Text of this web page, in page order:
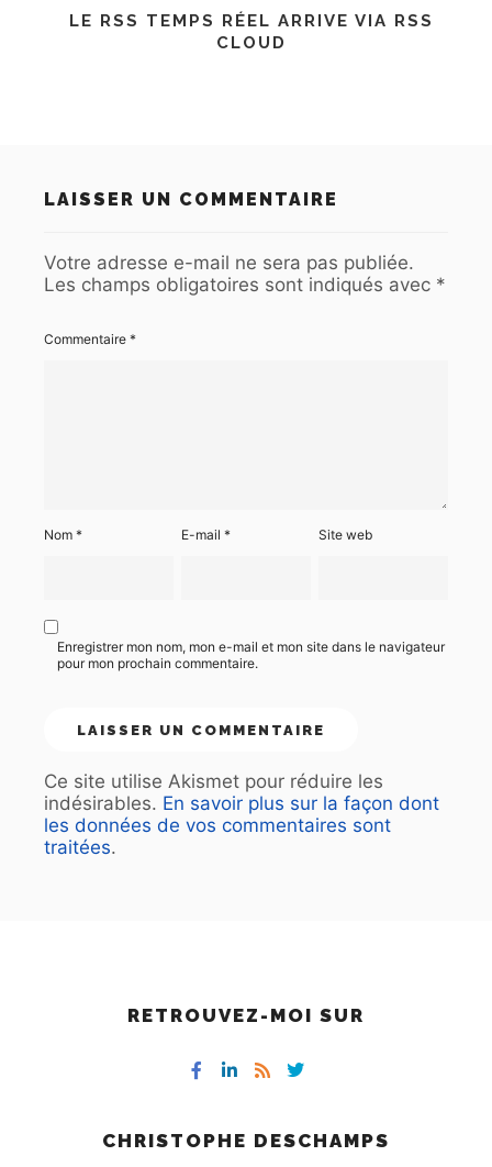
LE RSS TEMPS RÉEL ARRIVE VIA RSS
CLOUD
LAISSER UN COMMENTAIRE
Votre adresse e-mail ne sera pas publiée.
Les champs obligatoires sont indiqués avec *
Commentaire *
Nom * E-mail* Site web
Enregistrer mon nom, mon e-mail et mon site dans le navigateur
pour mon prochain commentaire.
Ce site utilise Akismet pour réduire les
indésirables. En savoir plus sur la façon dont
les données de vos commentaires sont
traitées.
RETROUVEZ-MOI SUR
CHRISTOPHE DESCHAMPS